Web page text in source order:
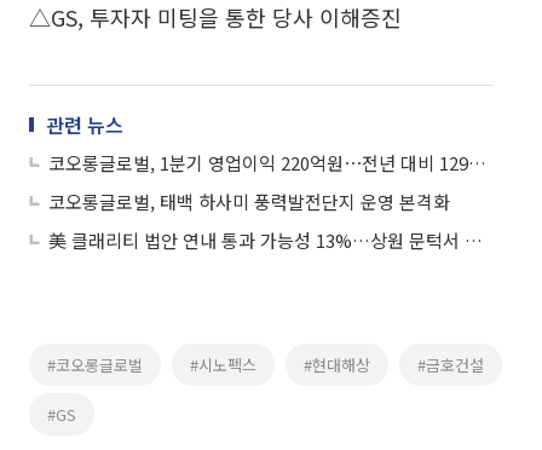
△GS, 투자자 미팅을 통한 당사 이해증진
관련 뉴스
코오롱글로벌, 1분기 영업이익 220억원⋯전년 대비 129%↑
코오롱글로벌, 태백 하사미 풍력발전단지 운영 본격화
美 클래리티 법안 연내 통과 가능성 13%…상원 문턱서 제동
#코오롱글로벌 #시노펙스 #현대해상 #금호건설
#GS